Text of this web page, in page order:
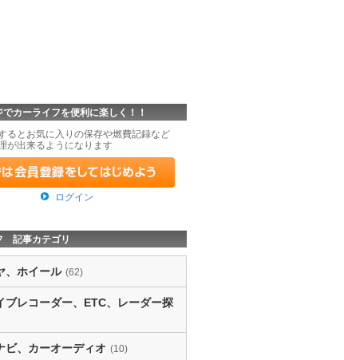
でカーライフを便利に楽しく！！
るとお気に入りの保存や燃費記録など
が出来るようになります
ログイン
記事カテゴリ
、ホイール (62)
ブレコーダー、ETC、レーダー探
ビ、カーオーディオ (10)